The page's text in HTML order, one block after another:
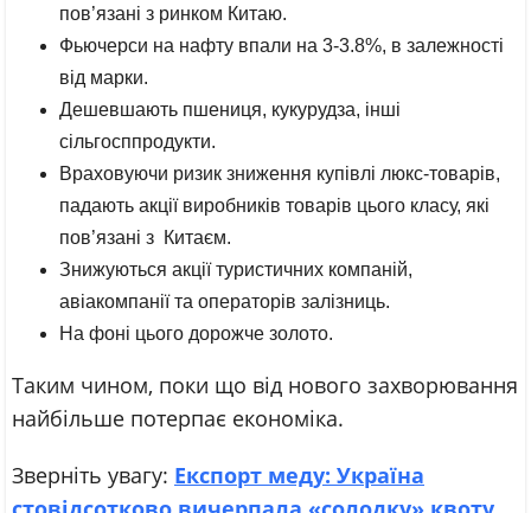
пов’язані з ринком Китаю.
Фьючерси на нафту впали на 3-3.8%, в залежності
від марки.
Дешевшають пшениця, кукурудза, інші
сільгосппродукти.
Враховуючи ризик зниження купівлі люкс-товарів,
падають акції виробників товарів цього класу, які
пов’язані з Китаєм.
Знижуються акції туристичних компаній,
авіакомпанії та операторів залізниць.
На фоні цього дорожче золото.
Таким чином, поки що від нового захворювання
найбільше потерпає економіка.
Зверніть увагу: Експорт меду: Україна